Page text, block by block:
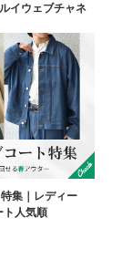
イウェブチャネ
集｜レディー
ト人気順